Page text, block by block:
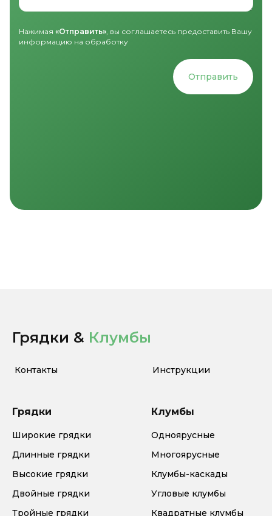
Нажимая «Отправить» , вы соглашаетесь предоставить Вашу
информацию на обработку
Отправить
Грядки & Клумбы
Контакты Инструкции
Грядки
Широкие грядки
Длинные грядки
Высокие грядки
Двойные грядки
Тройные грядки
Клумбы
Одноярусные
Многоярусные
Клумбы-каскады
Угловые клумбы
Квадратные клумбы